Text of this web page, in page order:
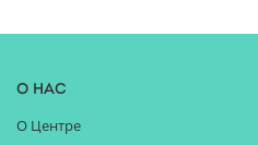
О нас
О Центре